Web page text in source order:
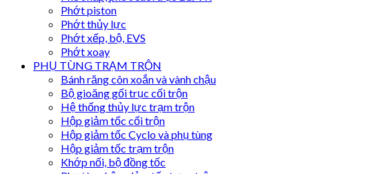
Phớt piston
Phớt thủy lực
Phớt xếp, bộ, EVS
Phớt xoay
PHỤ TÙNG TRẠM TRỘN
Bánh răng côn xoắn và vành chậu
Bộ gioăng gối trục cối trộn
Hệ thống thủy lực trạm trộn
Hộp giảm tốc cối trộn
Hộp giảm tốc Cyclo và phụ tùng
Hộp giảm tốc trạm trộn
Khớp nối, bộ đồng tốc